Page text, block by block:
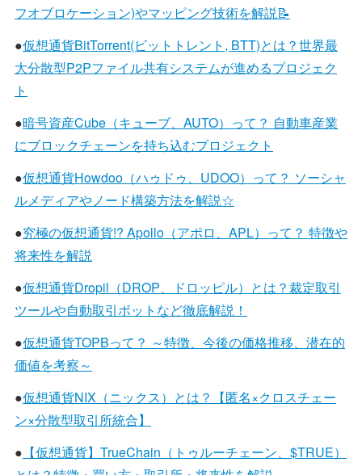
フオブロケーション)やマッピング技術を解説📝
●仮想通貨BitTorrent(ビットトレント, BTT)とは？世界最
大分散型P2Pファイル共有システムが進めるプロジェク
ト
●暗号資産Cube（キューブ、AUTO）って？ 自動車産業
にブロックチェーンを持ち込むプロジェクト
●仮想通貨Howdoo（ハゥドゥ、UDOO）って？ ソーシャ
ルメディアやノード構築方法を解説☆
●究極の仮想通貨!? Apollo（アポロ、APL）って？ 特徴や
将来性を解説
●仮想通貨Dropil（DROP、ドロッピル）とは？裁定取引
ツールや自動取引ボットなど徹底解説！
●仮想通貨TOPBって？ ～特徴、今後の価格推移、潜在的
価値を考察～
●仮想通貨NIX（ニックス）とは？【匿名×クロスチェー
ン×分散型取引所統合】
● 【仮想通貨】TrueChain（トゥルーチェーン、$TRUE）